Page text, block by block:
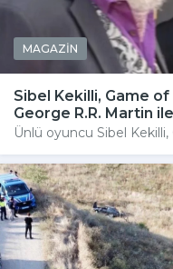
MAGAZİN
Sibel Kekilli, Game
George R.R. Martin
Ünlü oyuncu Sibel